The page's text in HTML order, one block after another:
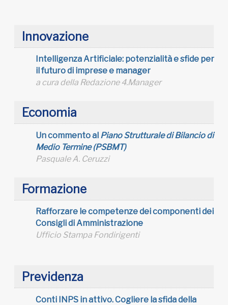
Innovazione
Intelligenza Artificiale: potenzialità e sfide per
il futuro di imprese e manager
a cura della Redazione 4.Manager
Economia
Un commento al Piano Strutturale di Bilancio di
Medio Termine (PSBMT)
Pasquale A. Ceruzzi
Formazione
Rafforzare le competenze dei componenti dei
Consigli di Amministrazione
Ufficio Stampa Fondirigenti
Previdenza
Conti INPS in attivo. Cogliere la sfida della